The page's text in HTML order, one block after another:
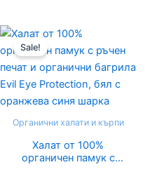
Sale!
Органични халати и кърпи
Халат от 100%
органичен памук с
was:
79,00 €
/
154.51
е:
72,00 €
/
140.82